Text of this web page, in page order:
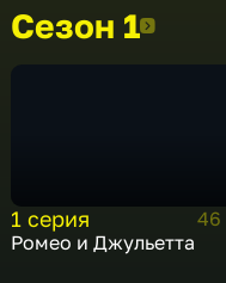
Сезон 1Сезон 1
1 серия
46
Ромео и Джульетта